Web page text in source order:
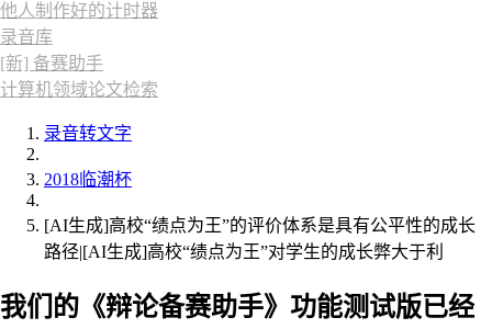
他人制作好的计时器
录音库
[新] 备赛助手
计算机领域论文检索
录音转文字
2018临潮杯
[AI生成]高校“绩点为王”的评价体系是具有公平性的成长
路径|[AI生成]高校“绩点为王”对学生的成长弊大于利
我们的《辩论备赛助手》功能测试版已经